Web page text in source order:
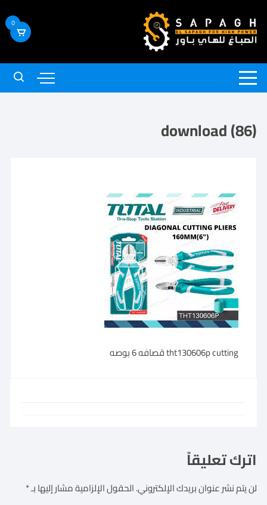
0
download (86)
tht130606p cutting قصافه 6 بوصه
اترك تعليقاً
لن يتم نشر عنوان بريدك الإلكتروني.الحقول الإلزامية مشار إليها بـ*